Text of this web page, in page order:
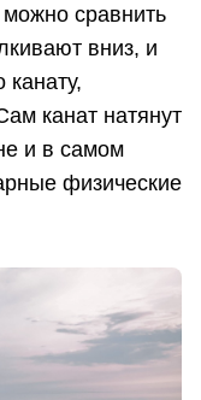
можно сравнить
вниз, и
канату,
канат натянут
и в самом
физические